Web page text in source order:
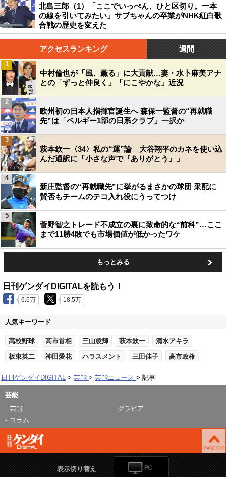
北島三郎（1）「ここでいっぺん、ひと区切り。一本
の線を引いてみたい」サブちゃんの卒業がNHK紅白歌
合戦の歴史を変えた
アクセスランキング 週間
中村倫也が「風、薫る」に大貢献…妻・水卜麻美アナ
との「ずっと仲良く」「にこやかな」近況
1
欧州初の日本人指揮官誕生へ 森保一監督の“再就職
先”は「ベルギー1部の日系クラブ」一択か
2
萩本欽一〈34〉私の“運”論 大谷翔平のカネを使い込
んだ通訳に「小さな声で『ありがとう』」
3
新庄監督の“再就職先”に挙がるまさかの球団 采配に
賛否もチームのテコ入れ役にうってつけ
4
菅野智之トレード不成立の裏に致命的な“前科”…ここ
まで11勝4敗でも市場価値が低かったワケ
5
もっとみる
日刊ゲンダイDIGITALを読もう！
6.6万 18.5万
人気キーワード
高校野球 高市首相 三山凌輝 萩本欽一 清水アキラ
板東英二 神田愛花 ハラスメント 三田佳子 高市政権
日刊ゲンダイDIGITAL 芸能 芸能ニュース 記事
芸能
芸能
グラビア
コラム
表示切り替え